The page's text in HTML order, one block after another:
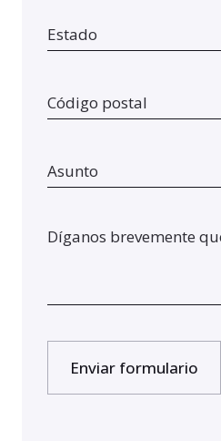
Enviar formulario